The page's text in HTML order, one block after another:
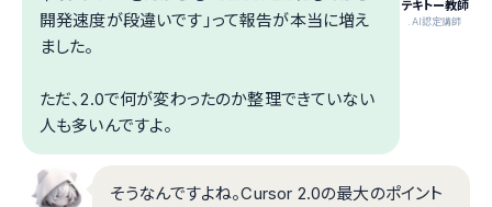
テキトー教師
.AI認定講師
開発速度が段違いです」って報告が本当に増え
ました。
ただ、2.0で何が変わったのか整理できていない
人も多いんですよ。
そうなんですよね。Cursor 2.0の最大のポイント